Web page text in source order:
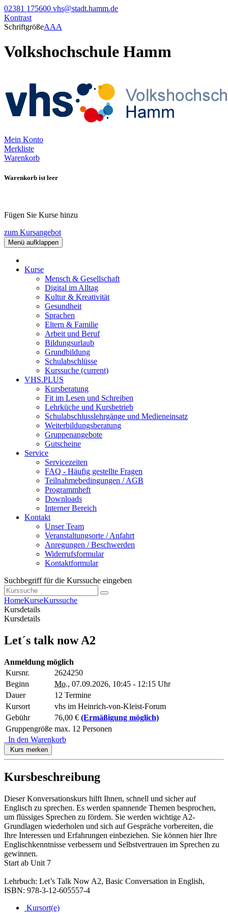
02381 175600 vhs@stadt.hamm.de
Kontrast
SchriftgrößeAAA
Volkshochschule Hamm
Mein Konto
Merkliste
Warenkorb
Warenkorb ist leer
Fügen Sie Kurse hinzu
zum Kursangebot
Menü aufklappen
Kurse
Mensch & Gesellschaft
Digital im Alltag
Kultur & Kreativität
Gesundheit
Sprachen
Eltern & Familie
Arbeit und Beruf
Bildungsurlaub
Grundbildung
Schulabschlüsse
Kurssuche (current)
VHS.PLUS
Kursberatung
Fit im Lesen und Schreiben
Lehrküche und Kursbetrieb
Schulabschlusslehrgänge und Medieneinsatz
Weiterbildungsberatung
Gruppenangebote
Gutscheine
Service
Servicezeiten
FAQ - Häufig gestellte Fragen
Teilnahmebedingungen / AGB
Programmheft
Downloads
Interner Bereich
Kontakt
Unser Team
Veranstaltungsorte / Anfahrt
Anregungen / Beschwerden
Widerrufsformular
Kontaktformular
Suchbegriff für die Kurssuche eingeben
HomeKurseKurssuche
Kursdetails
Kursdetails
Let´s talk now A2
Anmeldung möglich
Kursnr.
2624250
Beginn
Mo., 07.09.2026, 10:45 - 12:15 Uhr
Dauer
12 Termine
Kursort
vhs im Heinrich-von-Kleist-Forum
Gebühr
76,00 € (Ermäßigung möglich)
Gruppengröße max. 12 Personen
In den Warenkorb
Kurs merken
Kursbeschreibung
Dieser Konversationskurs hilft Ihnen, schnell und sicher auf
Englisch zu sprechen. Es werden spannende Themen besprochen,
um flüssiges Sprechen zu fördern. Sie werden wichtige A2-
Grundlagen wiederholen und sich auf Gespräche vorbereiten, die
Ihre Interessen und Erfahrungen einbeziehen. Sie können hier Ihre
Englischkenntnisse verbessern und Selbstvertrauen im Sprechen zu
gewinnen.
Start ab Unit 7
Lehrbuch: Let’s Talk Now A2, Basic Conversation in English,
ISBN: 978-3-12-605557-4
Kursort(e)